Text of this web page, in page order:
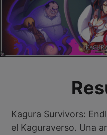
Kagura Survivors:
el Kaguraverso. Una